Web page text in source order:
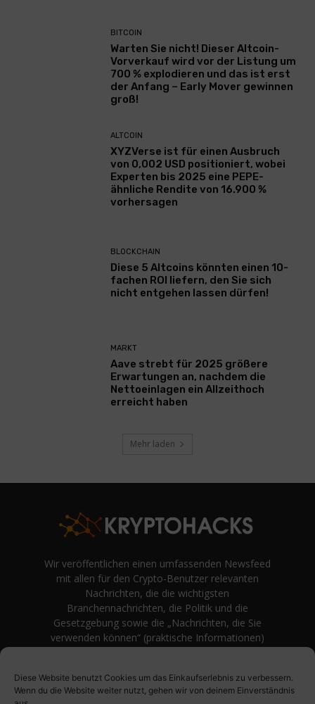
Diese Website benutzt Cookies um das Einkaufserlebnis zu verbessern.
Wenn du die Website weiter nutzt, gehen wir von deinem Einverständnis
BITCOIN
Warten Sie nicht! Dieser Altcoin-
Vorverkauf wird vor der Listung um
700 % explodieren und das ist erst
der Anfang – Early Mover gewinnen
groß!
ALTCOIN
XYZVerse ist für einen Ausbruch
von 0,002 USD positioniert, wobei
Experten bis 2025 eine PEPE-
ähnliche Rendite von 16.900 %
vorhersagen
BLOCKCHAIN
Diese 5 Altcoins könnten einen 10-
fachen ROI liefern, den Sie sich
nicht entgehen lassen dürfen!
MARKT
Aave strebt für 2025 größere
Erwartungen an, nachdem die
Nettoeinlagen ein Allzeithoch
erreicht haben
Mehr laden
Wir veröffentlichen einen umfassenden Newsfeed
mit allen für den Crypto-Benutzer relevanten
Nachrichten, die die wichtigsten
Branchennachrichten, die Politik und die
Gesetzgebung sowie die „Nachrichten, die Sie
verwenden können“ (praktische Informationen)
Meinungen rund um Kryptowährung. Einfache
Logik und Beispiele aus der Praxis werden vor